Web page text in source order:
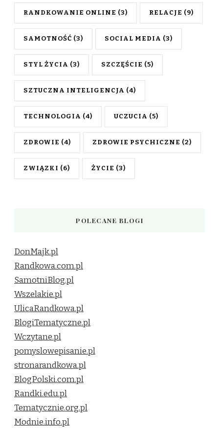
RANDKOWANIE ONLINE (3) RELACJE (9)
SAMOTNOŚĆ (3) SOCIAL MEDIA (3)
STYL ŻYCIA (3) SZCZĘŚCIE (5)
SZTUCZNA INTELIGENCJA (4)
TECHNOLOGIA (4) UCZUCIA (5)
ZDROWIE (4) ZDROWIE PSYCHICZNE (2)
ZWIĄZKI (6) ŻYCIE (3)
POLECANE BLOGI
DonMajk.pl
Randkowa.com.pl
SamotniBlog.pl
Wszelakie.pl
UlicaRandkowa.pl
BlogiTematyczne.pl
Wczytane.pl
pomyslowepisanie.pl
stronarandkowa.pl
BlogPolski.com.pl
Randki.edu.pl
Tematycznie.org.pl
Modnie.info.pl